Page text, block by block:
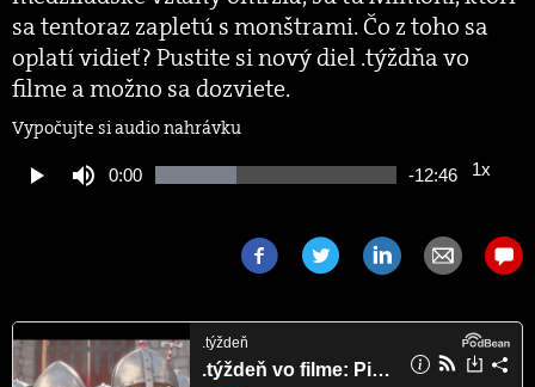
sa tentoraz zapletú s monštrami. Čo z toho sa
oplatí vidieť? Pustite si nový diel .týždňa vo
filme a možno sa dozviete.
Vypočujte si audio nahrávku
Play MuteCurrent
0:00
33.88%
Remaining
-12:46 1x